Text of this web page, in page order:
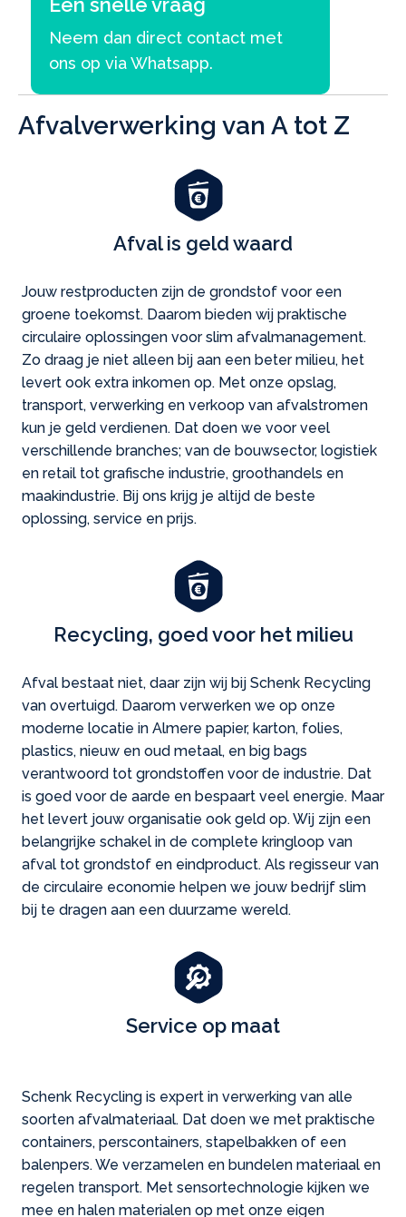
Neem dan direct contact met
ons op via Whatsapp.
Afvalverwerking van A tot Z
Afval is geld waard
Jouw restproducten zijn de grondstof voor een
groene toekomst. Daarom bieden wij praktische
circulaire oplossingen voor slim afvalmanagement.
Zo draag je niet alleen bij aan een beter milieu, het
levert ook extra inkomen op. Met onze opslag,
transport, verwerking en verkoop van afvalstromen
kun je geld verdienen. Dat doen we voor veel
verschillende branches; van de bouwsector, logistiek
en retail tot grafische industrie, groothandels en
maakindustrie. Bij ons krijg je altijd de beste
oplossing, service en prijs.
Recycling, goed voor het milieu
Afval bestaat niet, daar zijn wij bij Schenk Recycling
van overtuigd. Daarom verwerken we op onze
moderne locatie in Almere papier, karton, folies,
plastics, nieuw en oud metaal, en big bags
verantwoord tot grondstoffen voor de industrie. Dat
is goed voor de aarde en bespaart veel energie. Maar
het levert jouw organisatie ook geld op. Wij zijn een
belangrijke schakel in de complete kringloop van
afval tot grondstof en eindproduct. Als regisseur van
de circulaire economie helpen we jouw bedrijf slim
bij te dragen aan een duurzame wereld.
Service op maat
Schenk Recycling is expert in verwerking van alle
soorten afvalmateriaal. Dat doen we met praktische
containers, pers­containers, stapelbakken of een
balenpers. We verzamelen en bundelen materiaal en
regelen transport. Met sensortechnologie kijken we
mee en halen materialen op met onze eigen